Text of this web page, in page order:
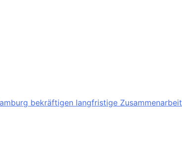
bekräftigen langfristige Zusammenarbeit